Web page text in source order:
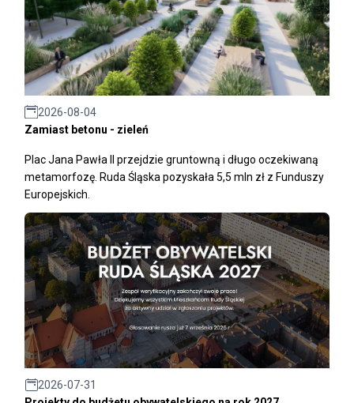
2026-08-04
Zamiast betonu - zieleń
Plac Jana Pawła II przejdzie gruntowną i długo oczekiwaną
metamorfozę. Ruda Śląska pozyskała 5,5 mln zł z Funduszy
Europejskich.
2026-07-31